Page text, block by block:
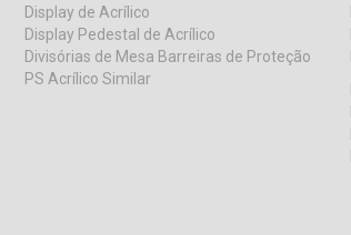
Display de Acrílico
Display Pedestal de Acrílico
Divisórias de Mesa Barreiras de Proteção
PS Acrílico Similar